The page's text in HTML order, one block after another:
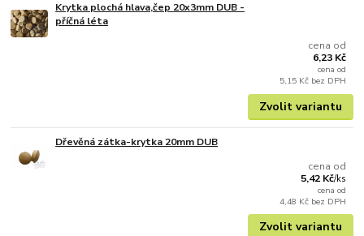
Krytka plochá hlava,čep 20x3mm DUB -
příčná léta
cena od
6,23 Kč
cena od
5,15 Kč bez DPH
Zvolit variantu
Dřevěná zátka-krytka 20mm DUB
cena od
5,42 Kč/ks
cena od
4,48 Kč bez DPH
Zvolit variantu